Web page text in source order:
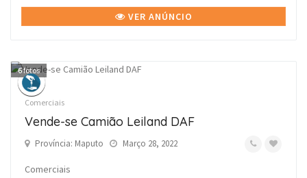
VER ANÚNCIO
6fotos
Comerciais
Vende-se Camião Leiland DAF
Província: Maputo Março 28, 2022
Comerciais